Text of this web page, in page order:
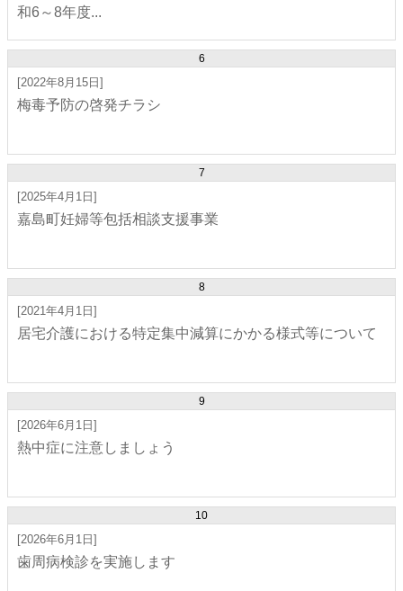
和6～8年度...
6
[2022年8月15日]
梅毒予防の啓発チラシ
7
[2025年4月1日]
嘉島町妊婦等包括相談支援事業
8
[2021年4月1日]
居宅介護における特定集中減算にかかる様式等について
9
[2026年6月1日]
熱中症に注意しましょう
10
[2026年6月1日]
歯周病検診を実施します